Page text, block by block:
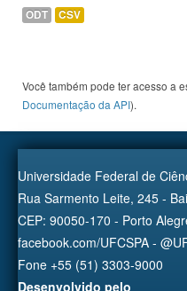
ODT CSV
Você também pode ter acesso a
Documentação da API).
Universidade Federal de
Rua Sarmento Leite, 245 -
CEP: 90050-170 - Porto
facebook.com/UFCSPA -
Fone +55 (51) 3303-9000
Desenvolvido pelo